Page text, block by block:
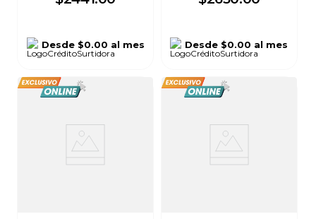
Desde$0.00 al mes Desde $0.00 al mes